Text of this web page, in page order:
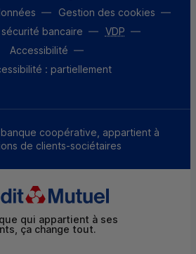
Gestion des cookies
bancaire
VDP
Accessibilité
: partiellement
coopérative, appartient à
de clients-sociétaires
qui appartient à ses
ça change tout.